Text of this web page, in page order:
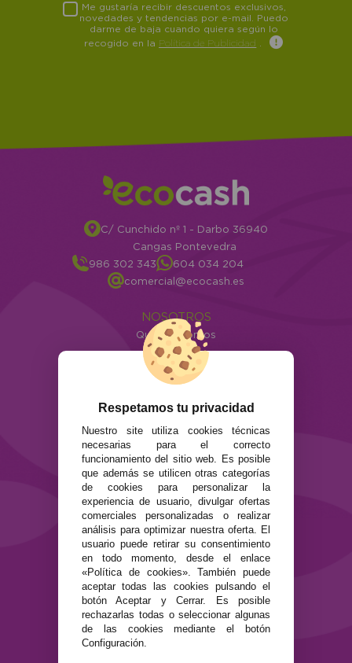
Me gustaría recibir descuentos exclusivos,
novedades y tendencias por e-mail. Puedo
darme de baja cuando quiera según lo
recogido en la Política de Publicidad
C/ Cunchido nº 1 - Darbo 36940
Cangas Pontevedra
986 302 343
604 034 204
comercial@ecocash.es
NOSOTROS
Quiénes somos
Info
ATENCIÓN AL CLIENTE
Envíos y devoluciones
Preguntas Frecuentes
Contacto
SEGURIDAD Y PRIVACIDAD
Términos y condiciones de uso
Política de privacidad
Política de cookies
Respetamos tu privacidad
Nuestro site utiliza cookies técnicas
necesarias para el correcto
funcionamiento del sitio web. Es posible
que además se utilicen otras categorías
de cookies para personalizar la
experiencia de usuario, divulgar ofertas
comerciales personalizadas o realizar
análisis para optimizar nuestra oferta. El
usuario puede retirar su consentimiento
en todo momento, desde el enlace
«Política de cookies». También puede
aceptar todas las cookies pulsando el
botón Aceptar y Cerrar. Es posible
rechazarlas todas o seleccionar algunas
de las cookies mediante el botón
Configuración.